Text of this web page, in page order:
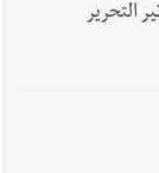
التحرير